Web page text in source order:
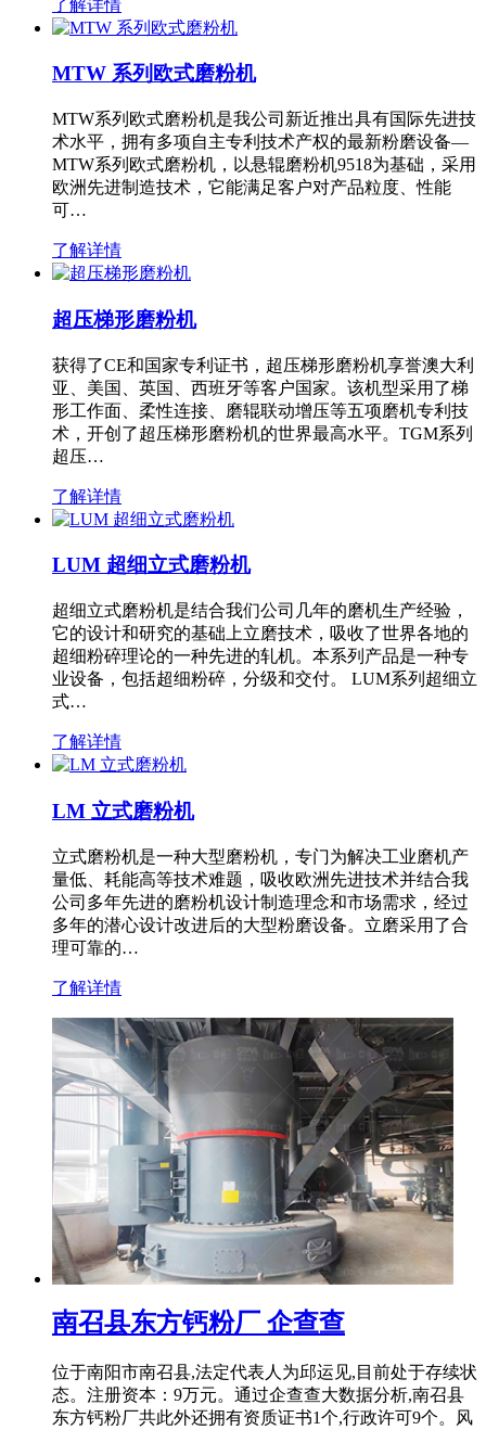
了解详情
MTW 系列欧式磨粉机
MTW系列欧式磨粉机是我公司新近推出具有国际先进技
术水平，拥有多项自主专利技术产权的最新粉磨设备—
MTW系列欧式磨粉机，以悬辊磨粉机9518为基础，采用
欧洲先进制造技术，它能满足客户对产品粒度、性能
可…
了解详情
超压梯形磨粉机
获得了CE和国家专利证书，超压梯形磨粉机享誉澳大利
亚、美国、英国、西班牙等客户国家。该机型采用了梯
形工作面、柔性连接、磨辊联动增压等五项磨机专利技
术，开创了超压梯形磨粉机的世界最高水平。TGM系列
超压…
了解详情
LUM 超细立式磨粉机
超细立式磨粉机是结合我们公司几年的磨机生产经验，
它的设计和研究的基础上立磨技术，吸收了世界各地的
超细粉碎理论的一种先进的轧机。本系列产品是一种专
业设备，包括超细粉碎，分级和交付。 LUM系列超细立
式…
了解详情
LM 立式磨粉机
立式磨粉机是一种大型磨粉机，专门为解决工业磨机产
量低、耗能高等技术难题，吸收欧洲先进技术并结合我
公司多年先进的磨粉机设计制造理念和市场需求，经过
多年的潜心设计改进后的大型粉磨设备。立磨采用了合
理可靠的…
了解详情
南召县东方钙粉厂 企查查
位于南阳市南召县,法定代表人为邱运见,目前处于存续状
态。注册资本：9万元。通过企查查大数据分析,南召县
东方钙粉厂共此外还拥有资质证书1个,行政许可9个。风